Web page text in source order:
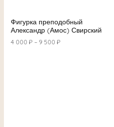
Фигурка преподобный
Александр (Амос) Свирский
4 000 ₽ – 9 500 ₽